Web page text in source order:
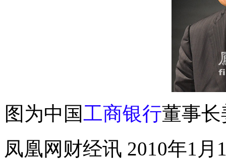
图为中国工商银行董事
凤凰网财经讯 2010年1月